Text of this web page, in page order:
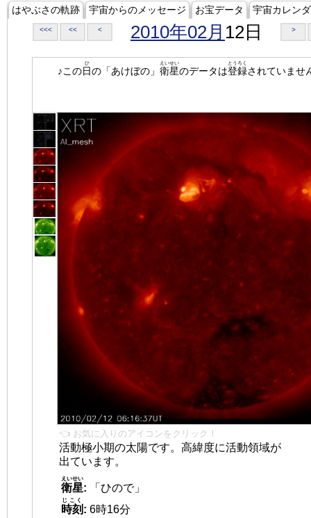
はやぶさの軌跡 宇宙からのメッセージ お宝データ 宇宙カレン
<<< << < 2010年02月 12日 >
♪この日
ひ
の「あけぼの」 衛星
えいせい
のデータは登録
とうろく
されていませ
👈 お気に入りのアイコンをクリック！
活動極小期の太陽です。高緯度に活動領域が
出ています。
衛星
えいせい
:
「ひので」
時刻
じこく
: 6時16分